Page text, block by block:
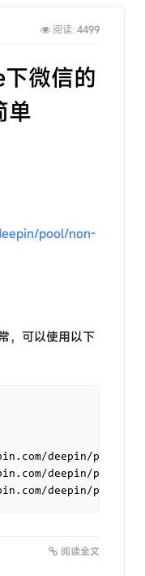
阅读: 4499
微信的
单
pool/non-
，可以使用以下
deepin/pool/
阅读全文